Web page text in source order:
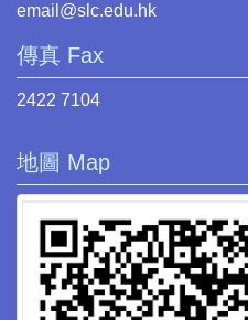
email@slc.edu.hk
傳真 Fax
2422 7104
地圖 Map